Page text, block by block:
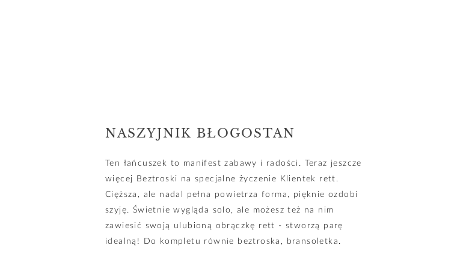
Ten łańcuszek to manifest zabawy i radości. Teraz jeszcze
więcej Beztroski na specjalne życzenie Klientek rett.
Cięższa, ale nadal pełna powietrza forma, pięknie ozdobi
szyję. Świetnie wygląda solo, ale możesz też na nim
zawiesić swoją ulubioną obrączkę rett - stworzą parę
idealną! Do kompletu równie beztroska, bransoletka.
NASZYJNIK BŁOGOSTAN